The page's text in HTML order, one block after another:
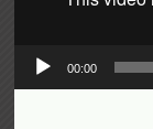
00:00